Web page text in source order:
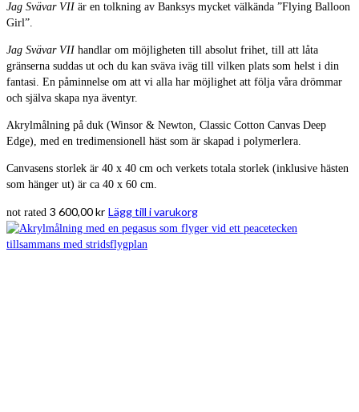
Jag Svävar VII är en tolkning av Banksys mycket välkända ”Flying Balloon
Girl”.
Jag Svävar VII handlar om möjligheten till absolut frihet, till att låta
gränserna suddas ut och du kan sväva iväg till vilken plats som helst i din
fantasi. En påminnelse om att vi alla har möjlighet att följa våra drömmar
och själva skapa nya äventyr.
Akrylmålning på duk (Winsor & Newton, Classic Cotton Canvas Deep
Edge), med en tredimensionell häst som är skapad i polymerlera.
Canvasens storlek är 40 x 40 cm och verkets totala storlek (inklusive hästen
som hänger ut) är ca 40 x 60 cm.
not rated 3 600,00kr Lägg till i varukorg